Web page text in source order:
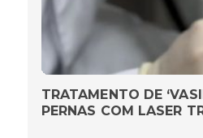
TRATAMENTO DE
PERNAS COM LASER